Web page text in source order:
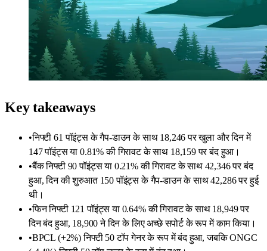
Key takeaways
•निफ्टी 61 पॉइंट्स के गैप-डाउन के साथ 18,246 पर खुला और दिन में
147 पॉइंट्स या 0.81% की गिरावट के साथ 18,159 पर बंद हुआ।
•बैंक निफ्टी 90 पॉइंट्स या 0.21% की गिरावट के साथ 42,346 पर बंद
हुआ, दिन की शुरुआत 150 पॉइंट्स के गैप-डाउन के साथ 42,286 पर हुई
थी।
•फिन निफ्टी 121 पॉइंट्स या 0.64% की गिरावट के साथ 18,949 पर
दिन बंद हुआ, 18,900 ने दिन के लिए अच्छे सपोर्ट के रूप में काम किया।
•BPCL (+2%) निफ्टी 50 टॉप गेनर के रूप में बंद हुआ, जबकि ONGC